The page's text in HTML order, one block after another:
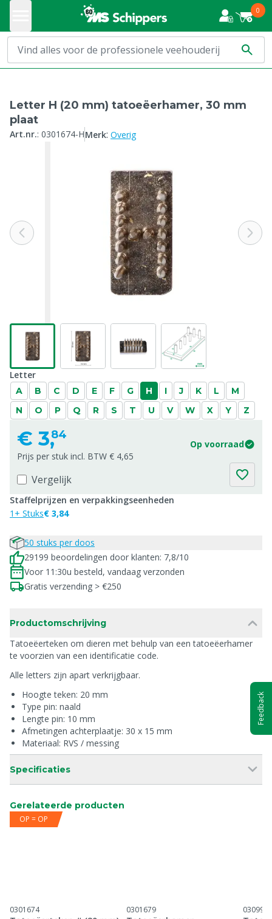
0
Letter H (20 mm) tatoeëerhamer, 30 mm
plaat
Art.nr.: 0301674-HMerk: Overig
Letter
A B C D E F G H I J K L
M
N
O P Q R S T U V W X Y Z
€ 3,84
Op voorraad
Prijs per stuk incl. BTW € 4,65
Vergelijk
Staffelprijzen en verpakkingseenheden
1+ Stuks€ 3,84
50 stuks per doos
29199 beoordelingen door klanten: 7,8/10
Voor 11:30u besteld, vandaag verzonden
Gratis verzending > €250
Productomschrijving
Tatoeëerteken om dieren met behulp van een tatoeëerhamer
te voorzien van een identificatie code.
Alle letters zijn apart verkrijgbaar.
Hoogte teken: 20 mm
Type pin: naald
Lengte pin: 10 mm
Afmetingen achterplaatje: 30 x 15 mm
Materiaal: RVS / messing
Specificaties
Gerelateerde producten
OP = OP
0301674 0301679 0309957
Feedback